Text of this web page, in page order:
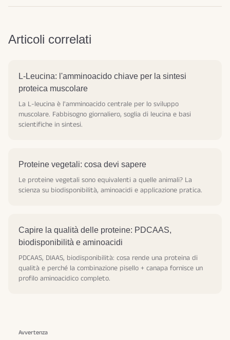
Articoli correlati
L-Leucina: l'amminoacido chiave per la sintesi
proteica muscolare
La L-leucina è l'amminoacido centrale per lo sviluppo
muscolare. Fabbisogno giornaliero, soglia di leucina e basi
scientifiche in sintesi.
Proteine vegetali: cosa devi sapere
Le proteine vegetali sono equivalenti a quelle animali? La
scienza su biodisponibilità, aminoacidi e applicazione pratica.
Capire la qualità delle proteine: PDCAAS,
biodisponibilità e aminoacidi
PDCAAS, DIAAS, biodisponibilità: cosa rende una proteina di
qualità e perché la combinazione pisello + canapa fornisce un
profilo aminoacidico completo.
Avvertenza